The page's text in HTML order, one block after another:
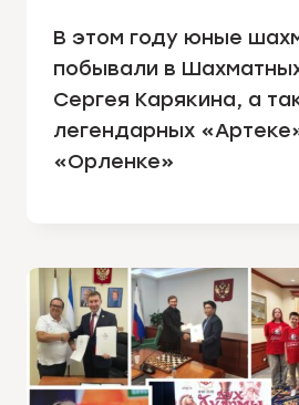
В этом году юные
побывали в
Сергея Карякина, а
легендарных
«Орленке»